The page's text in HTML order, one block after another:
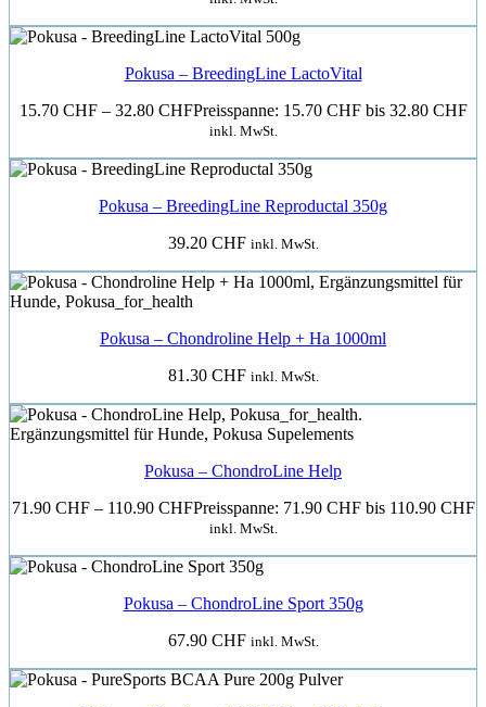
Pokusa – BreedingLine LactoVital
15.70 CHF – 32.80 CHFPreisspanne: 15.70 CHF bis 32.80 CHF
inkl. MwSt.
Pokusa – BreedingLine Reproductal 350g
39.20 CHF inkl. MwSt.
Pokusa – Chondroline Help + Ha 1000ml
81.30 CHF inkl. MwSt.
Pokusa – ChondroLine Help
71.90 CHF – 110.90 CHFPreisspanne: 71.90 CHF bis 110.90 CHF
inkl. MwSt.
Pokusa – ChondroLine Sport 350g
67.90 CHF inkl. MwSt.